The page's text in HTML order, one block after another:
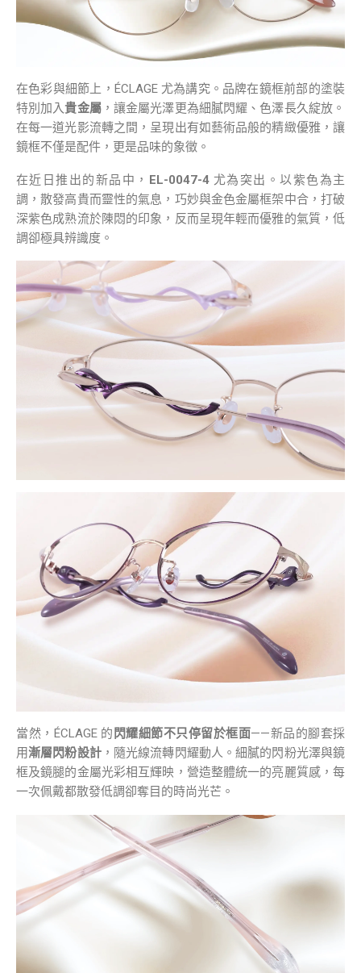
在色彩與細節上，ÉCLAGE 尤為講究。品牌在鏡框前部的塗裝
特別加入貴金屬，讓金屬光澤更為細膩閃耀、色澤長久綻放。
在每一道光影流轉之間，呈現出有如藝術品般的精緻優雅，讓
鏡框不僅是配件，更是品味的象徵。
在近日推出的新品中， EL-0047-4尤為突出。以紫色為主
調，散發高貴而靈性的氣息，巧妙與金色金屬框架中合，打破
深紫色成熟流於陳悶的印象，反而呈現年輕而優雅的氣質，低
調卻極具辨識度。
當然，ÉCLAGE 的 閃耀細節不只停留於框面——新品的腳套採
用漸層閃粉設計，隨光線流轉閃耀動人。細膩的閃粉光澤與鏡
框及鏡腿的金屬光彩相互輝映，營造整體統一的亮麗質感，每
一次佩戴都散發低調卻奪目的時尚光芒。